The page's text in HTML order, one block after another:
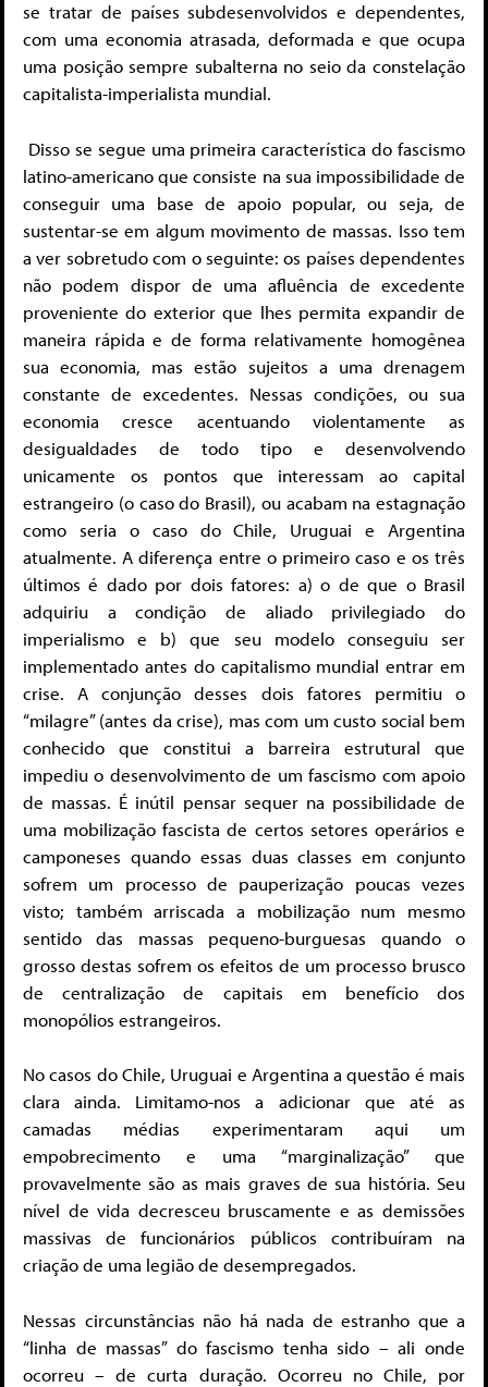
se tratar de países subdesenvolvidos e dependentes,
com uma economia atrasada, deformada e que ocupa
uma posição sempre subalterna no seio da constelação
capitalista-imperialista mundial.
Disso se segue uma primeira característica do fascismo
latino-americano que consiste na sua impossibilidade de
conseguir uma base de apoio popular, ou seja, de
sustentar-se em algum movimento de massas. Isso tem
a ver sobretudo com o seguinte: os países dependentes
não podem dispor de uma afluência de excedente
proveniente do exterior que lhes permita expandir de
maneira rápida e de forma relativamente homogênea
sua economia, mas estão sujeitos a uma drenagem
constante de excedentes. Nessas condições, ou sua
economia cresce acentuando violentamente as
desigualdades de todo tipo e desenvolvendo
unicamente os pontos que interessam ao capital
estrangeiro (o caso do Brasil), ou acabam na estagnação
como seria o caso do Chile, Uruguai e Argentina
atualmente. A diferença entre o primeiro caso e os três
últimos é dado por dois fatores: a) o de que o Brasil
adquiriu a condição de aliado privilegiado do
imperialismo e b) que seu modelo conseguiu ser
implementado antes do capitalismo mundial entrar em
crise. A conjunção desses dois fatores permitiu o
“milagre” (antes da crise), mas com um custo social bem
conhecido que constitui a barreira estrutural que
impediu o desenvolvimento de um fascismo com apoio
de massas. É inútil pensar sequer na possibilidade de
uma mobilização fascista de certos setores operários e
camponeses quando essas duas classes em conjunto
sofrem um processo de pauperização poucas vezes
visto; também arriscada a mobilização num mesmo
sentido das massas pequeno-burguesas quando o
grosso destas sofrem os efeitos de um processo brusco
de centralização de capitais em benefício dos
monopólios estrangeiros.
No casos do Chile, Uruguai e Argentina a questão é mais
clara ainda. Limitamo-nos a adicionar que até as
camadas médias experimentaram aqui um
empobrecimento e uma “marginalização” que
provavelmente são as mais graves de sua história. Seu
nível de vida decresceu bruscamente e as demissões
massivas de funcionários públicos contribuíram na
criação de uma legião de desempregados.
Nessas circunstâncias não há nada de estranho que a
“linha de massas” do fascismo tenha sido – ali onde
ocorreu – de curta duração. Ocorreu no Chile, por